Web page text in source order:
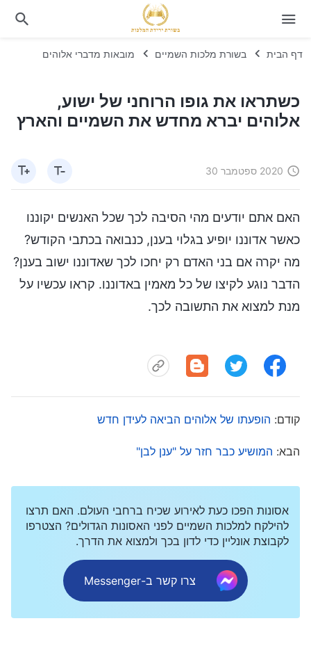
דף הבית בשורת מלכות השמיים מובאות מדברי אלוהים
כשתראו את גופו הרוחני של ישוע,
אלוהים יברא מחדש את השמיים והארץ
2020 ספטמבר 30
האם אתם יודעים מהי הסיבה לכך שכל האנשים יקוננו
כאשר אדוננו יופיע בגלוי בענן, כנבואה בכתבי הקודש?
מה יקרה אם בני האדם רק יחכו לכך שאדוננו ישוב בענן?
הדבר נוגע לקיצו של כל מאמין באדוננו. קראו עכשיו על
מנת למצוא את התשובה לכך.
קודם: הופעתו של אלוהים הביאה לעידן חדש
הבא: המושיע כבר חזר על "ענן לבן"
אסונות הפכו כעת לאירוע שכיח ברחבי העולם. האם תרצו
להילקח למלכות השמיים לפני האסונות הגדולים? הצטרפו
לקבוצת אונליין כדי לדון בכך ולמצוא את הדרך.
צרו קשר ב-Messenger